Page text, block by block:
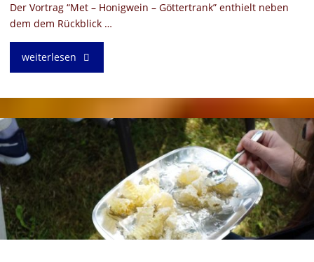
Der Vortrag “Met – Honigwein – Göttertrank” enthielt neben
dem dem Rückblick …
weiterlesen"Vortrag
–
Honigwein
–
Göttertrank”"